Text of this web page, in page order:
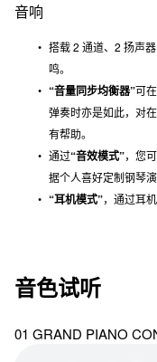
音响
搭载 2 通道、2 扬声
鸣。
“音量同步均衡器”可
弹奏时亦是如此，对
有帮助。
通过“音效模式”，您
据个人喜好定制钢琴演
“耳机模式”，通过耳
音色试听
01 GRAND PIANO